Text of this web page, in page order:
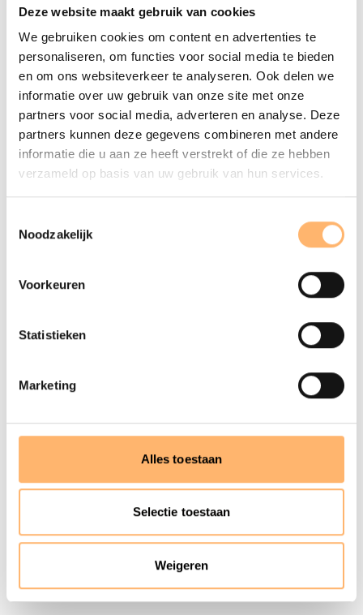
Deze website maakt gebruik van cookies
We gebruiken cookies om content en advertenties te
personaliseren, om functies voor social media te bieden
en om ons websiteverkeer te analyseren. Ook delen we
informatie over uw gebruik van onze site met onze
partners voor social media, adverteren en analyse. Deze
partners kunnen deze gegevens combineren met andere
informatie die u aan ze heeft verstrekt of die ze hebben
verzameld op basis van uw gebruik van hun services.
Noodzakelijk
Voorkeuren
Statistieken
Marketing
Alles toestaan
Selectie toestaan
Weigeren
DO 15 OKTOBER 2026 - 20:15
Martin Fröst en Roland Pontinen
in Frans programma